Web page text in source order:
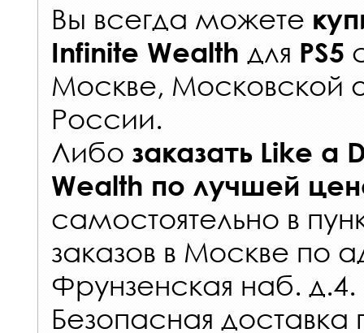
Вы всегда можете
Infinite Wealth для PS5
Москве, Московской
России.
Либо заказать Like a
Wealth по лучшей
самостоятельно в
заказов в Москве по
Фрунзенская наб. д.4.
Безопасная